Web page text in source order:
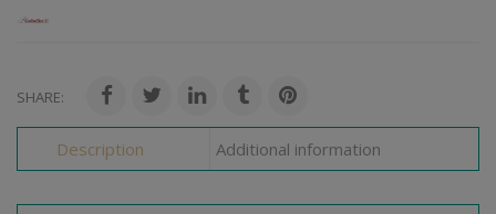
SHARE:
Description Additional information